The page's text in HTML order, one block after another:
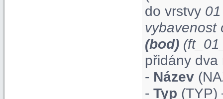
do vrstvy
vybavenost
(bod)
přidány dva
- Název
- Typ (TYP)